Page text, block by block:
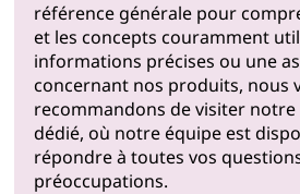
référence générale pour
et les concepts couramment
informations précises ou une
concernant nos produits, nous
recommandons de visiter notre
dédié, où notre équipe est
répondre à toutes vos
préoccupations.